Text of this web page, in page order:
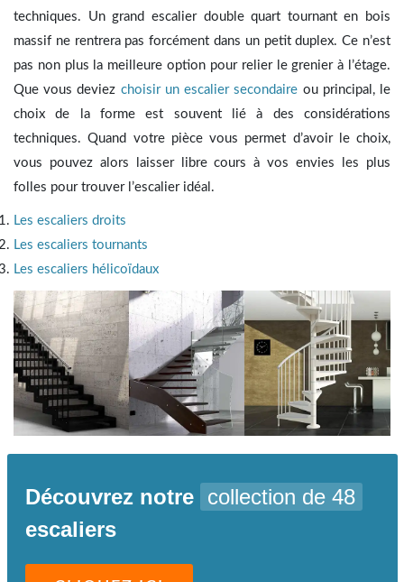
techniques. Un grand escalier double quart tournant en bois
massif ne rentrera pas forcément dans un petit duplex. Ce n’est
pas non plus la meilleure option pour relier le grenier à l’étage.
Que vous deviez choisir un escalier secondaire ou principal, le
choix de la forme est souvent lié à des considérations
techniques. Quand votre pièce vous permet d’avoir le choix,
vous pouvez alors laisser libre cours à vos envies les plus
folles pour trouver l’escalier idéal.
Les escaliers droits
Les escaliers tournants
Les escaliers hélicoïdaux
Découvrez notre collection de 48
escaliers